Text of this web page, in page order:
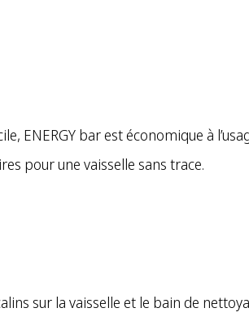
ENERGY bar est économique à
pour une vaisselle sans trace.
sur la vaisselle et le bain de